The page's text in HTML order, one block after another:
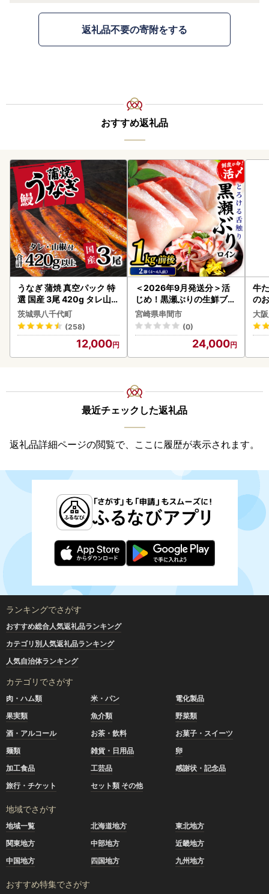
返礼品不要の寄附をする
おすすめ返礼品
うなぎ 蒲焼 真空パック 特
選 国産 3尾 420g タレ山椒
付き うな重 ひつまぶし 訳
あり 茨城 ウナギ 鰻 個包装
人気 美味しい 小分け 八千
茨城県八千代町
(258)
12,000
＜2026年9月発送分＞活
じめ！黒瀬ぶりの生鮮ブリ
ロイン2節（1.0kg前後）_
K001-012-2609
宮崎県串間市
(0)
24,000
牛
の
大
最近チェックした返礼品
返礼品詳細ページの閲覧で、ここに履歴が表示されます。
ランキングでさがす
おすすめ総合人気返礼品ランキング
カテゴリ別人気返礼品ランキング
人気自治体ランキング
カテゴリでさがす
肉・ハム類 米・パン
電化製品
果実類
魚介類
野菜類
酒・アルコール
お茶・飲料
お菓子・スイーツ
麺類
雑貨・日用品
卵
加工食品
工芸品
感謝状・記念品
旅行・チケット
セット類 その他
地域でさがす
地域一覧 北海道地方
東北地方
関東地方
中部地方
近畿地方
中国地方
四国地方 九州地方
おすすめ特集でさがす